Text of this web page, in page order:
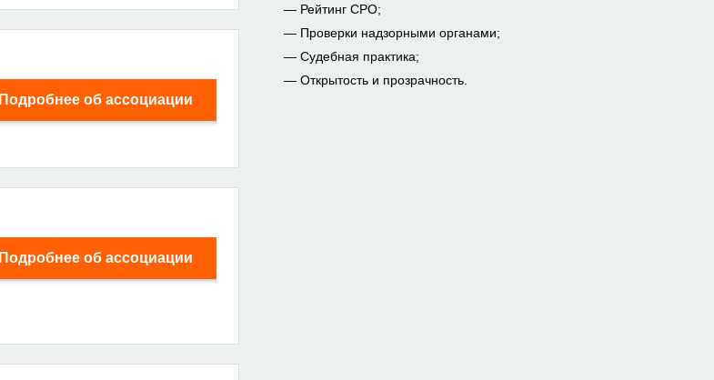
Подробнее об ассоциации
Подробнее об ассоциации
Рейтинг СРО;
Проверки надзорными органами;
Судебная практика;
Открытость и прозрачность.